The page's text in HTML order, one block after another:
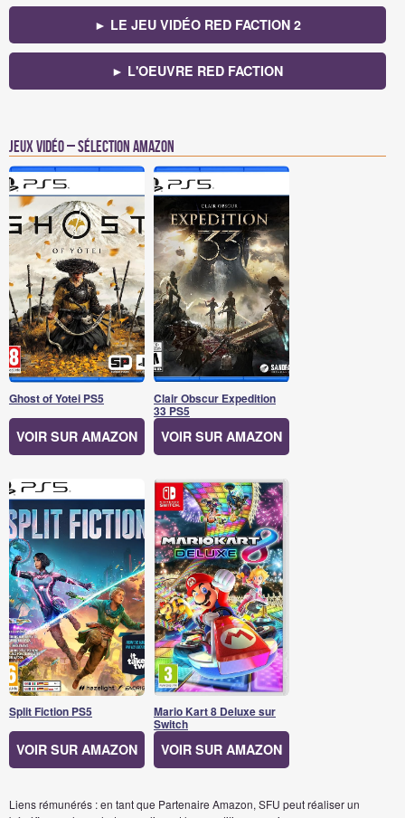
► LE JEU VIDÉO RED FACTION 2
► L'OEUVRE RED FACTION
Jeux vidéo – Sélection Amazon
Ghost of Yotei PS5
VOIR SUR AMAZON
Clair Obscur Expedition
33 PS5
VOIR SUR AMAZON
Split Fiction PS5
VOIR SUR AMAZON
Mario Kart 8 Deluxe sur
Switch
VOIR SUR AMAZON
Liens rémunérés : en tant que Partenaire Amazon, SFU peut réaliser un